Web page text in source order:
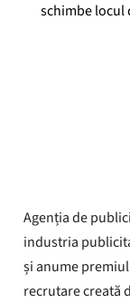
schimbe locul
Agenția de
industria
și anume
recrutare creată